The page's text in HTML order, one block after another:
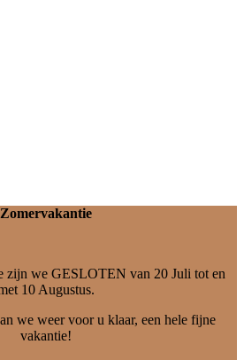
Zomervakantie
zijn we GESLOTEN van 20 Juli tot en
10 Augustus.
we weer voor u klaar, een hele fijne
vakantie!